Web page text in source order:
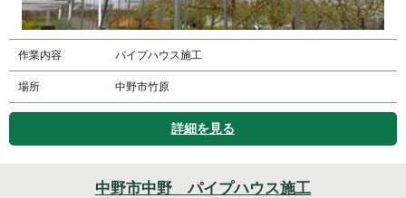
作業内容 パイプハウス施工
場所 中野市竹原
詳細を見る
中野市中野 パイプハウス施工